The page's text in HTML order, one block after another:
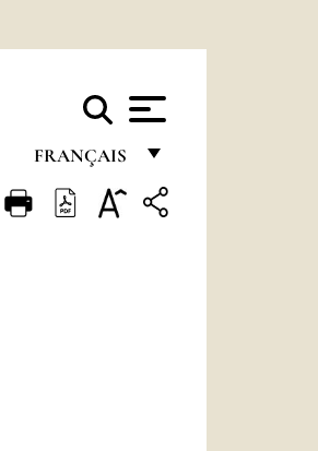
FRANÇAIS
FRANÇAIS